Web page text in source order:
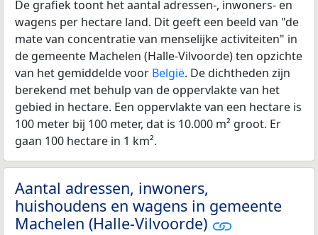
De grafiek toont het aantal adressen-, inwoners- en
wagens per hectare land. Dit geeft een beeld van "de
mate van concentratie van menselijke activiteiten" in
de gemeente Machelen (Halle-Vilvoorde) ten opzichte
van het gemiddelde voor België. De dichtheden zijn
berekend met behulp van de oppervlakte van het
gebied in hectare. Een oppervlakte van een hectare is
100 meter bij 100 meter, dat is 10.000 m² groot. Er
gaan 100 hectare in 1 km².
Aantal adressen, inwoners,
huishoudens en wagens in gemeente
Machelen (Halle-Vilvoorde)